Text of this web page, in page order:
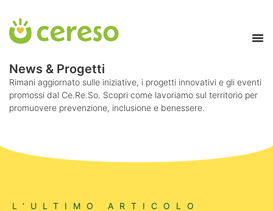
News & Progetti
Rimani aggiornato sulle iniziative, i progetti innovativi e gli eventi
promossi dal Ce.Re.So. Scopri come lavoriamo sul territorio per
promuovere prevenzione, inclusione e benessere.
L’ULTIMO ARTICOLO